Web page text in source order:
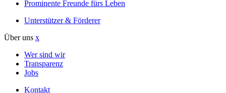
Prominente Freunde fürs Leben
Unterstützer & Förderer
Über uns x
Wer sind wir
Transparenz
Jobs
Kontakt